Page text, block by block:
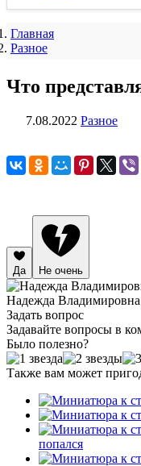
Главная
Разное
Что
7.08.2022 Разное
Да Не очень
Надежда Владимировна
Задать вопрос
Задавайте вопросы в
Было полезно?
Также вам может
попался